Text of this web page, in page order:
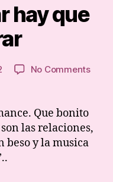
hay que
No Commentson
Que bonito
las relaciones,
beso y la musica